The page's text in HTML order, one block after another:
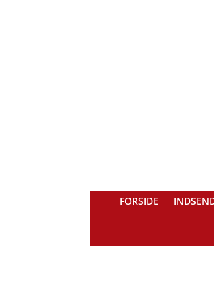
FORSIDE